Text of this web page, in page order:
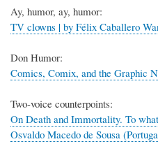
Ay, humor, ay, humor:
TV clowns | by Félix Caballero
Don Humor:
Comics, Comix, and the Graphic
Two-voice counterpoints:
On Death and Immortality. To
Osvaldo Macedo de Sousa